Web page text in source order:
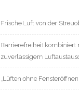
Frische Luft von der
Barrierefreiheit kombiniert
zuverlässigem
„Lüften ohne